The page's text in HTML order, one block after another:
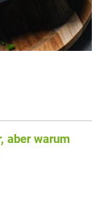
aber warum